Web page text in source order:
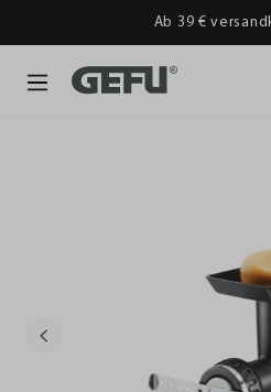
Ab 39 €